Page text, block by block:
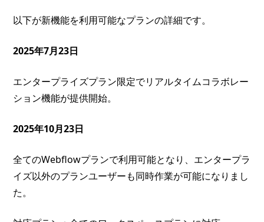
以下が新機能を利用可能なプランの詳細です。
2025年7月23日
エンタープライズプラン限定でリアルタイムコラボレー
ション機能が提供開始。
2025年10月23日
全てのWebflowプランで利用可能となり、エンタープラ
イズ以外のプランユーザーも同時作業が可能になりまし
た。